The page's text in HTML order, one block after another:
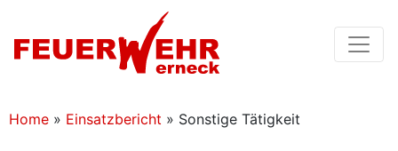
Home » Einsatzbericht » Sonstige Tätigkeit